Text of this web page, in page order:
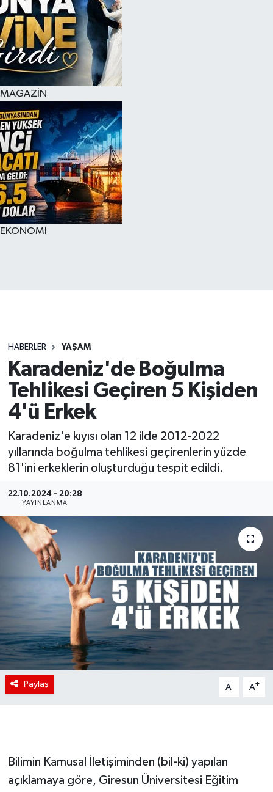
MAGAZİN
EKONOMİ
HABERLER YAŞAM
Karadeniz'de Boğulma
Tehlikesi Geçiren 5 Kişiden
4'ü Erkek
Karadeniz'e kıyısı olan 12 ilde 2012-2022
yıllarında boğulma tehlikesi geçirenlerin yüzde
81'ini erkeklerin oluşturduğu tespit edildi.
22.10.2024 - 20:28
YAYINLANMA
Paylaş A- A+
Bilimin Kamusal İletişiminden (bil-ki) yapılan
açıklamaya göre, Giresun Üniversitesi Eğitim